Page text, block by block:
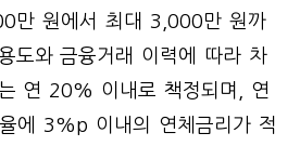
만 원에서 최대 3,000만 원까
도와 금융거래 이력에 따라 차
연 20% 이내로 책정되며, 연
에 3%p 이내의 연체금리가 적